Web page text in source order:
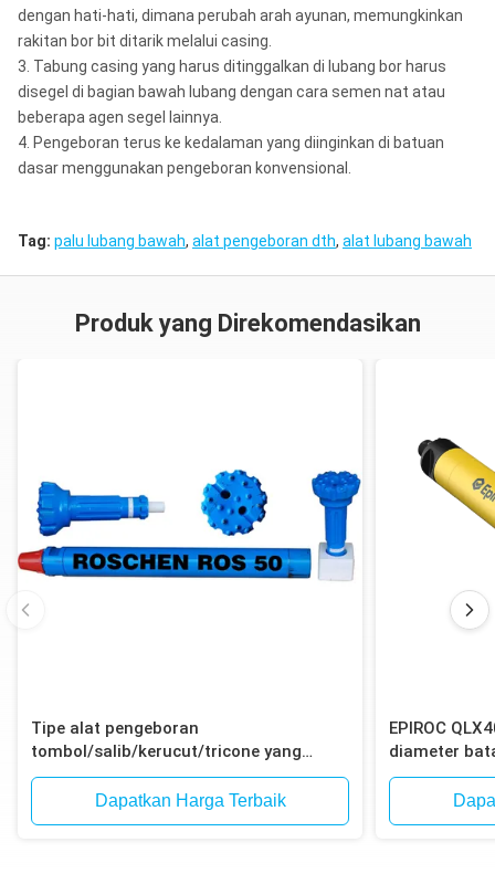
dengan hati-hati, dimana perubah arah ayunan, memungkinkan
rakitan bor bit ditarik melalui casing.
3. Tabung casing yang harus ditinggalkan di lubang bor harus
disegel di bagian bawah lubang dengan cara semen nat atau
beberapa agen segel lainnya.
4. Pengeboran terus ke kedalaman yang diinginkan di batuan
dasar menggunakan pengeboran konvensional.
Tag: palu lubang bawah, alat pengeboran dth, alat lubang bawah
Produk yang Direkomendasikan
Tipe alat pengeboran
tombol/salib/kerucut/tricone yang
efisien untuk pengeboran dengan palu
ke dalam lubang
Dapatkan Harga Terbaik
EPIROC
diameter
12-Spline
ledakan bijih